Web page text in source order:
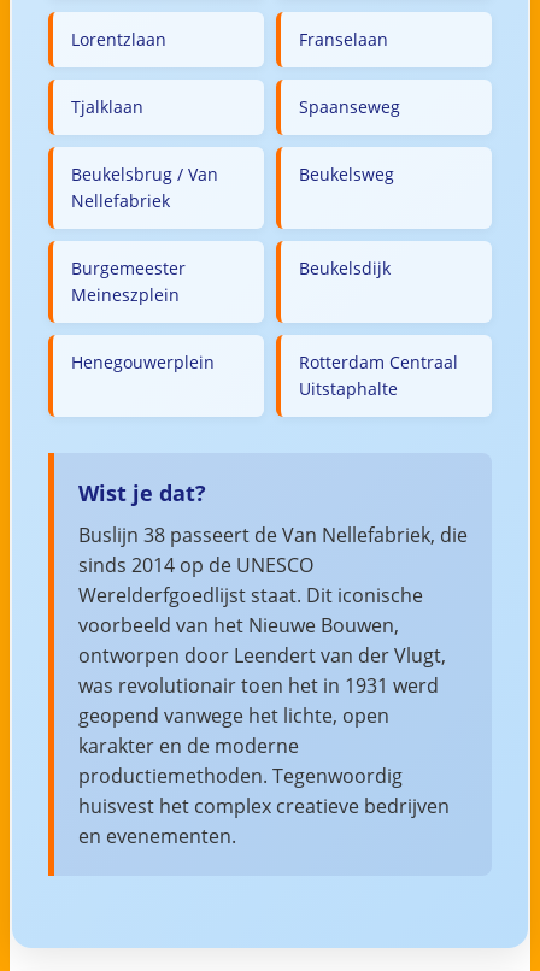
Lorentzlaan Franselaan
Tjalklaan Spaanseweg
Beukelsbrug / Van
Nellefabriek
Beukelsweg
Burgemeester
Meineszplein
Beukelsdijk
Henegouwerplein
Rotterdam Centraal
Uitstaphalte
Wist je dat?
Buslijn 38 passeert de Van Nellefabriek, die
sinds 2014 op de UNESCO
Werelderfgoedlijst staat. Dit iconische
voorbeeld van het Nieuwe Bouwen,
ontworpen door Leendert van der Vlugt,
was revolutionair toen het in 1931 werd
geopend vanwege het lichte, open
karakter en de moderne
productiemethoden. Tegenwoordig
huisvest het complex creatieve bedrijven
en evenementen.